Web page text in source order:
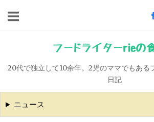
キ
ッ
フードライターrieの
20代で独立して10余年。2児のママでもある
日記
ニュース